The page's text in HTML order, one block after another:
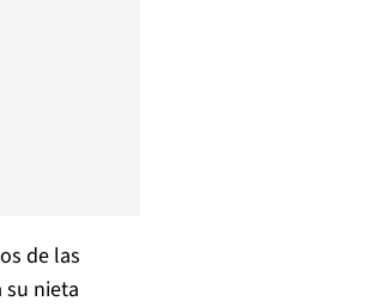
de las
su nieta